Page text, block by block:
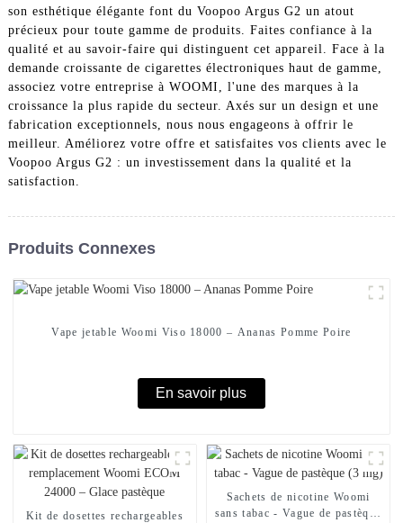
son esthétique élégante font du Voopoo Argus G2 un atout
précieux pour toute gamme de produits. Faites confiance à la
qualité et au savoir-faire qui distinguent cet appareil. Face à la
demande croissante de cigarettes électroniques haut de gamme,
associez votre entreprise à WOOMI, l'une des marques à la
croissance la plus rapide du secteur. Axés sur un design et une
fabrication exceptionnels, nous nous engageons à offrir le
meilleur. Améliorez votre offre et satisfaites vos clients avec le
Voopoo Argus G2 : un investissement dans la qualité et la
satisfaction.
Produits Connexes
Vape jetable Woomi Viso 18000 – Ananas Pomme Poire
En savoir plus
Kit de dosettes rechargeables
Sachets de nicotine Woomi
sans tabac - Vague de pastèque